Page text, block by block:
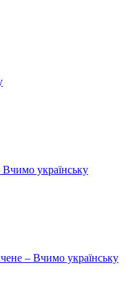
українську
– Вчимо українську